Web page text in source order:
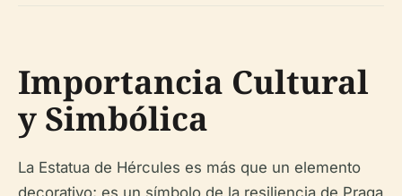
Importancia Cultural
y Simbólica
La Estatua de Hércules es más que un elemento